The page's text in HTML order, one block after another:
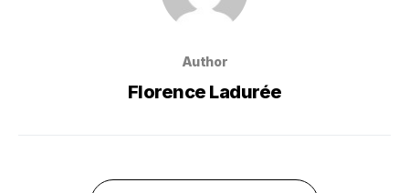
Author
Florence Ladurée